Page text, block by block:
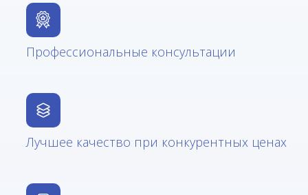
Профессиональные консультации
Лучшее качество при конкурентных ценах